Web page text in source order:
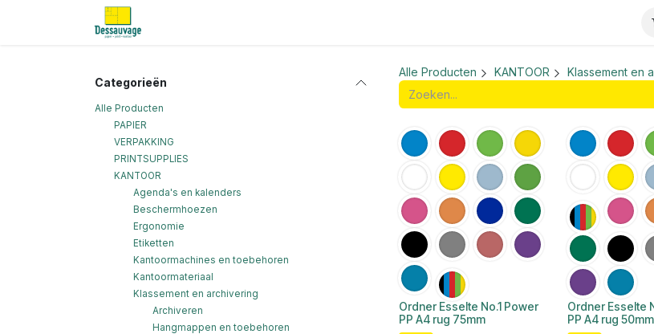
Overslaan naar inhoud
Categorieën
Alle Producten
PAPIER
VERPAKKING
PRINTSUPPLIES
KANTOOR
Agenda's en kalenders
Beschermhoezen
Ergonomie
Etiketten
Kantoormachines en toebehoren
Kantoormateriaal
Klassement en archivering
Archiveren
Hangmappen en toebehoren
Alle Producten KANTOOR Klassement en
Ordner Esselte No.1 Power
PP A4 rug 75mm
Ordner Esselte
PP A4 rug 50mm